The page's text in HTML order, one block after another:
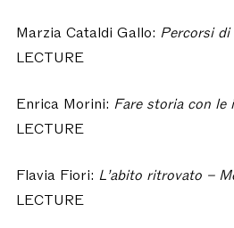
Marzia Cataldi Gallo: Percorsi di storia del costume con Grazietta dalle uniformi civili alle fastose vesti
LECTURE
Enrica Morini: Fare storia con le immagini – Moda Arte Storia
LECTURE
Flavia Fiori: L’abito ritrovato – Moda Arte Storia Società.
LECTURE